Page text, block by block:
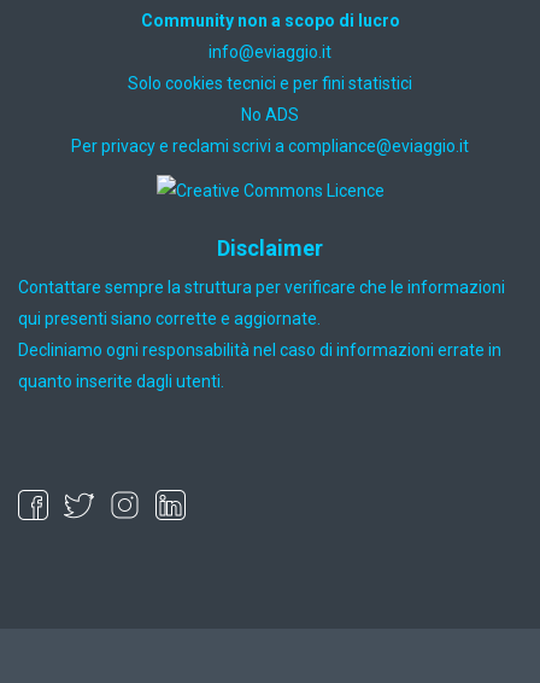
Community non a scopo di lucro
ti.oiggaive@ofni
Solo cookies tecnici e per fini statistici
No ADS
Per privacy e reclami scrivi a ti.oiggaive@ecnailpmoc
Disclaimer
Contattare sempre la struttura per verificare che le informazioni
qui presenti siano corrette e aggiornate.
Decliniamo ogni responsabilità nel caso di informazioni errate in
quanto inserite dagli utenti.